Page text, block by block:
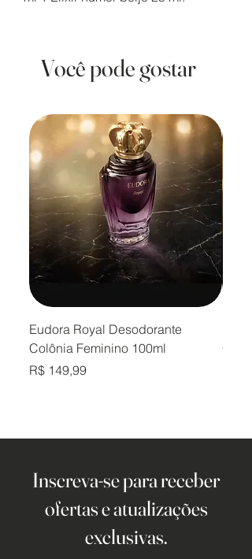
Você pode gostar
Eudora Royal Desodorante
Colônia Feminino 100ml
Preço
R$ 149,99
Inscreva-se para receber
ofertas e atualizações
exclusivas.